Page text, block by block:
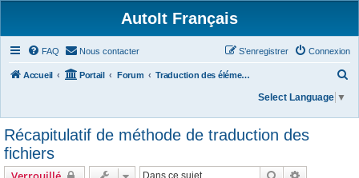
AutoIt Français
FAQ Nous contacter Connexion
S’enregistrer
Accueil Portail Forum Traduction des éléments du dossier /txtlibfunctions/
Select Language ▼
Récapitulatif de méthode de traduction des
fichiers
Rechercher